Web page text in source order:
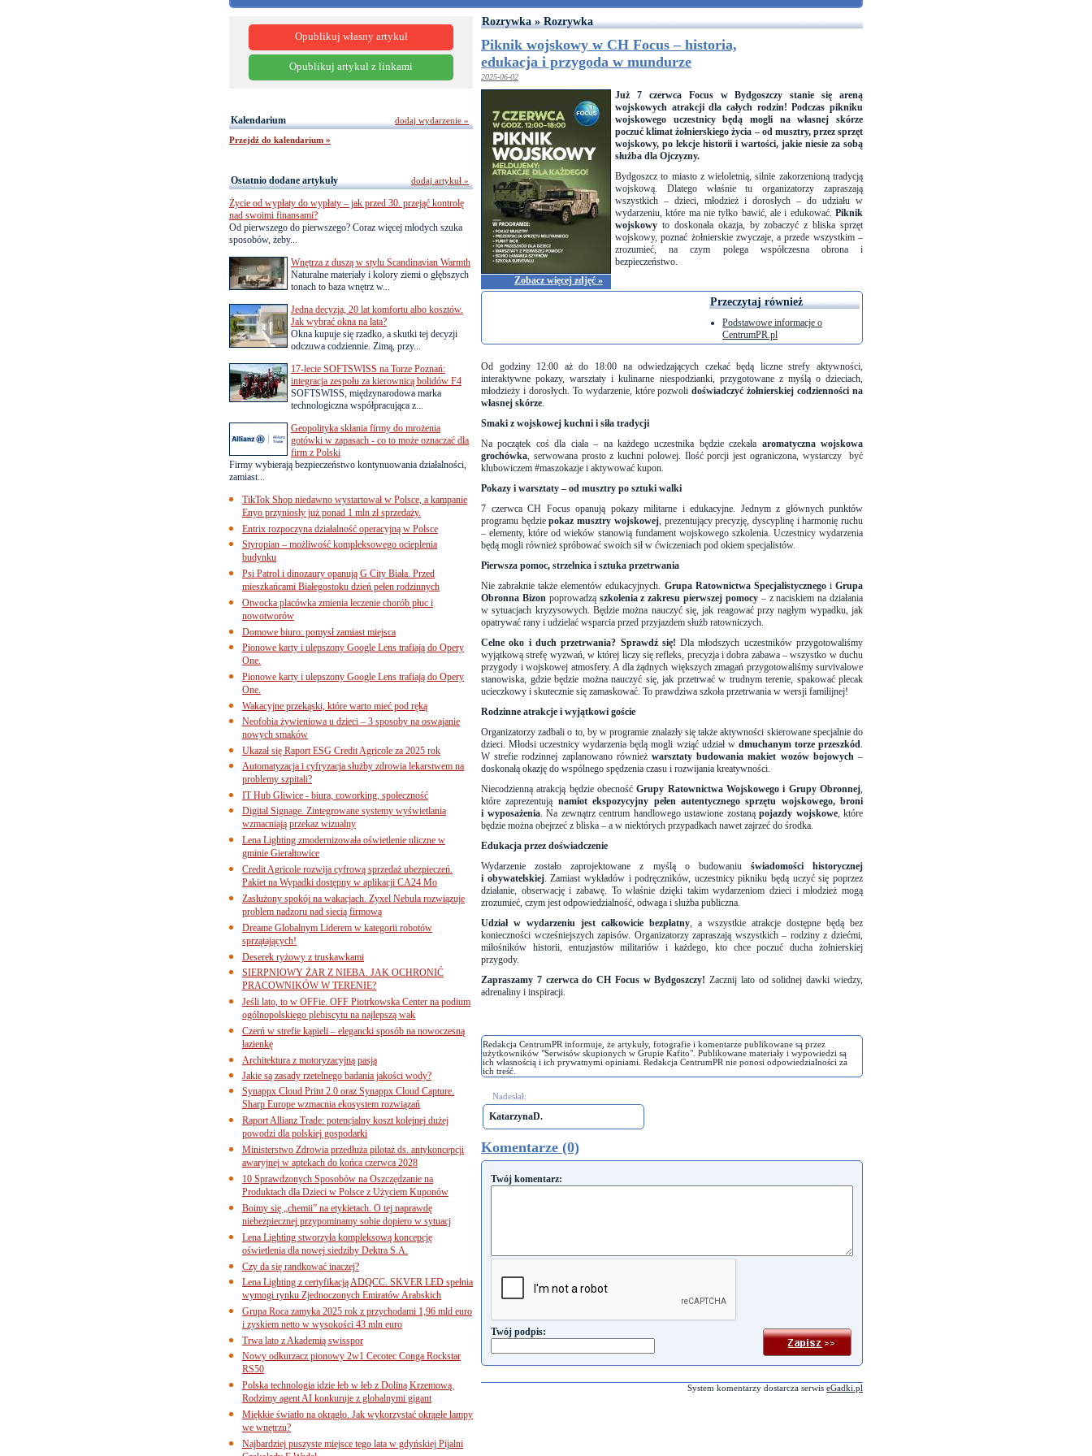
Rozrywka » Rozrywka
Piknik wojskowy w CH Focus – historia,
edukacja i przygoda w mundurze
2025-06-02
Zobacz więcej zdjęć »
Już 7 czerwca Focus w Bydgoszczy stanie się areną
wojskowych atrakcji dla całych rodzin! Podczas pikniku
wojskowego uczestnicy będą mogli na własnej skórze
poczuć klimat żołnierskiego życia – od musztry, przez sprzęt
wojskowy, po lekcje historii i wartości, jakie niesie za sobą
służba dla Ojczyzny.
Bydgoszcz to miasto z wieloletnią, silnie zakorzenioną tradycją
wojskową. Dlatego właśnie tu organizatorzy zapraszają
wszystkich – dzieci, młodzież i dorosłych – do udziału w
wydarzeniu, które ma nie tylko bawić, ale i edukować. Piknik
wojskowy to doskonała okazja, by zobaczyć z bliska sprzęt
wojskowy, poznać żołnierskie zwyczaje, a przede wszystkim –
zrozumieć, na czym polega współczesna obrona i
bezpieczeństwo.
Przeczytaj również
Podstawowe informacje o
CentrumPR.pl
Od godziny 12:00 aż do 18:00 na odwiedzających czekać będą liczne strefy aktywności,
interaktywne pokazy, warsztaty i kulinarne niespodzianki, przygotowane z myślą o dzieciach,
młodzieży i dorosłych. To wydarzenie, które pozwolidoświadczyć żołnierskiej codzienności na
własnej skórze.
Smaki z wojskowej kuchni i siła tradycji
Na początek coś dla ciała – na każdego uczestnika będzie czekała aromatyczna wojskowa
grochówka, serwowana prosto z kuchni polowej. Ilość porcji jest ograniczona, wystarczy
być
klubowiczem #maszokazje i aktywować kupon.
Pokazy i warsztaty – od musztry po sztuki walki
7 czerwca CH Focus opanują pokazy militarne i edukacyjne. Jednym z głównych punktów
programu będziepokaz musztry wojskowej, prezentujący precyzję, dyscyplinę i harmonię ruchu
– elementy, które od wieków stanowią fundament wojskowego szkolenia. Uczestnicy wydarzenia
będą mogli również spróbować swoich sił w ćwiczeniach pod okiem specjalistów.
Pierwsza pomoc, strzelnica i sztuka przetrwania
Nie zabraknie także elementów edukacyjnych. Grupa Ratownictwa SpecjalistycznegoiGrupa
Obronna Bizonpoprowadzą szkolenia z zakresu pierwszej pomocy– z naciskiem na działania
w sytuacjach kryzysowych. Będzie można nauczyć się, jak reagować przy nagłym wypadku, jak
opatrywać rany i udzielać wsparcia przed przyjazdem służb ratowniczych.
Celne oko i duch przetrwania? Sprawdź się! Dla młodszych uczestników przygotowaliśmy
wyjątkową strefę wyzwań, w której liczy się refleks, precyzja i dobra zabawa – wszystko w duchu
przygody i wojskowej atmosfery. A dla żądnych większych zmagań przygotowaliśmy survivalowe
stanowiska, gdzie będzie można nauczyć się, jak przetrwać w trudnym terenie, spakować plecak
ucieczkowy i skutecznie się zamaskować. To prawdziwa szkoła przetrwania w wersji familijnej!
Rodzinne atrakcje i wyjątkowi goście
Organizatorzy zadbali o to, by w programie znalazły się także aktywności skierowane specjalnie do
dzieci. Młodsi uczestnicy wydarzenia będą mogli wziąć udział w dmuchanym torze przeszkód.
W strefie rodzinnej zaplanowano również warsztaty budowania makiet wozów bojowych–
doskonałą okazję do wspólnego spędzenia czasu i rozwijania kreatywności.
Niecodzienną atrakcją będzie obecnośćGrupy Ratownictwa Wojskowego i Grupy Obronnej,
które zaprezentują namiot ekspozycyjny pełen autentycznego sprzętu wojskowego, broni
i wyposażenia. Na zewnątrz centrum handlowego ustawione zostaną pojazdy wojskowe, które
będzie można obejrzeć z bliska – a w niektórych przypadkach nawet zajrzeć do środka.
Edukacja przez doświadczenie
Wydarzenie zostało zaprojektowane z myślą o budowaniu świadomości historycznej
i obywatelskiej. Zamiast wykładów i podręczników, uczestnicy pikniku będą uczyć się poprzez
działanie, obserwację i zabawę. To właśnie dzięki takim wydarzeniom dzieci i młodzież mogą
zrozumieć, czym jest odpowiedzialność, odwaga i służba publiczna.
Udział w wydarzeniu jest całkowicie bezpłatny, a wszystkie atrakcje dostępne będą bez
konieczności wcześniejszych zapisów. Organizatorzy zapraszają wszystkich – rodziny z dziećmi,
miłośników historii, entuzjastów militariów i każdego, kto chce poczuć ducha żołnierskiej
przygody.
Zapraszamy 7 czerwca do CH Focus w Bydgoszczy!Zacznij lato od solidnej dawki wiedzy,
adrenaliny i inspiracji.
Redakcja CentrumPR informuje, że artykuły, fotografie i komentarze publikowane są przez
użytkowników "Serwisów skupionych w Grupie Kafito". Publikowane materiały i wypowiedzi są
ich własnością i ich prywatnymi opiniami. Redakcja CentrumPR nie ponosi odpowiedzialności za
ich treść.
Nadesłał:
KatarzynaD.
Komentarze (0)
Twój komentarz:
Twój podpis:
System komentarzy dostarcza serwis eGadki.pl
Opublikuj własny artykuł
Opublikuj artykuł z linkami
Kalendarium
Przejdź do kalendarium »
dodaj wydarzenie »
Ostatnio dodane artykuły
Życie od wypłaty do wypłaty – jak przed 30. przejąć kontrolę
nad swoimi finansami?
Od pierwszego do pierwszego? Coraz więcej młodych szuka
sposobów, żeby...
Wnętrza z duszą w stylu Scandinavian Warmth
Naturalne materiały i kolory ziemi o głębszych
tonach to baza wnętrz w...
Jedna decyzja, 20 lat komfortu albo kosztów.
Jak wybrać okna na lata?
Okna kupuje się rzadko, a skutki tej decyzji
odczuwa codziennie. Zimą, przy...
17-lecie SOFTSWISS na Torze Poznań:
integracja zespołu za kierownicą bolidów F4
SOFTSWISS, międzynarodowa marka
technologiczna współpracująca z...
Geopolityka skłania firmy do mrożenia
gotówki w zapasach - co to może oznaczać dla
firm z Polski
Firmy wybierają bezpieczeństwo kontynuowania działalności,
zamiast...
TikTok Shop niedawno wystartował w Polsce, a kampanie
Enyo przyniosły już ponad 1 mln zł sprzedaży.
Entrix rozpoczyna działalność operacyjną w Polsce
Styropian – możliwość kompleksowego ocieplenia
budynku
Psi Patrol i dinozaury opanują G City Biała. Przed
mieszkańcami Białegostoku dzień pełen rodzinnych
Otwocka placówka zmienia leczenie chorób płuc i
nowotworów
Domowe biuro: pomysł zamiast miejsca
Pionowe karty i ulepszony Google Lens trafiają do Opery
One.
Pionowe karty i ulepszony Google Lens trafiają do Opery
One.
Wakacyjne przekąski, które warto mieć pod ręką
Neofobia żywieniowa u dzieci – 3 sposoby na oswajanie
nowych smaków
Ukazał się Raport ESG Credit Agricole za 2025 rok
Automatyzacja i cyfryzacja służby zdrowia lekarstwem na
problemy szpitali?
IT Hub Gliwice - biura, coworking, społeczność
Digital Signage. Zintegrowane systemy wyświetlania
wzmacniają przekaz wizualny
Lena Lighting zmodernizowała oświetlenie uliczne w
gminie Gierałtowice
Credit Agricole rozwija cyfrową sprzedaż ubezpieczeń.
Pakiet na Wypadki dostępny w aplikacji CA24 Mo
Zasłużony spokój na wakacjach. Zyxel Nebula rozwiązuje
problem nadzoru nad siecią firmową
Dreame Globalnym Liderem w kategorii robotów
sprzątających!
Deserek ryżowy z truskawkami
SIERPNIOWY ŻAR Z NIEBA. JAK OCHRONIĆ
PRACOWNIKÓW W TERENIE?
Jeśli lato, to w OFFie. OFF Piotrkowska Center na podium
ogólnopolskiego plebiscytu na najlepszą wak
Czerń w strefie kąpieli – elegancki sposób na nowoczesną
łazienkę
Architektura z motoryzacyjną pasją
Jakie są zasady rzetelnego badania jakości wody?
Synappx Cloud Print 2.0 oraz Synappx Cloud Capture.
Sharp Europe wzmacnia ekosystem rozwiązań
Raport Allianz Trade: potencjalny koszt kolejnej dużej
powodzi dla polskiej gospodarki
Ministerstwo Zdrowia przedłuża pilotaż ds. antykoncepcji
awaryjnej w aptekach do końca czerwca 2028
10 Sprawdzonych Sposobów na Oszczędzanie na
Produktach dla Dzieci w Polsce z Użyciem Kuponów
Boimy się „chemii” na etykietach. O tej naprawdę
niebezpiecznej przypominamy sobie dopiero w sytuacj
Lena Lighting stworzyła kompleksową koncepcję
oświetlenia dla nowej siedziby Dektra S.A.
Czy da się randkować inaczej?
Lena Lighting z certyfikacją ADQCC. SKVER LED spełnia
wymogi rynku Zjednoczonych Emiratów Arabskich
Grupa Roca zamyka 2025 rok z przychodami 1,96 mld euro
i zyskiem netto w wysokości 43 mln euro
Trwa lato z Akademią swisspor
Nowy odkurzacz pionowy 2w1 Cecotec Conga Rockstar
RS50
Polska technologia idzie łeb w łeb z Doliną Krzemową.
Rodzimy agent AI konkuruje z globalnymi gigant
Miękkie światło na okrągło. Jak wykorzystać okrągłe lampy
we wnętrzu?
Najbardziej puszyste miejsce tego lata w gdyńskiej Pijalni
dodaj artykuł »